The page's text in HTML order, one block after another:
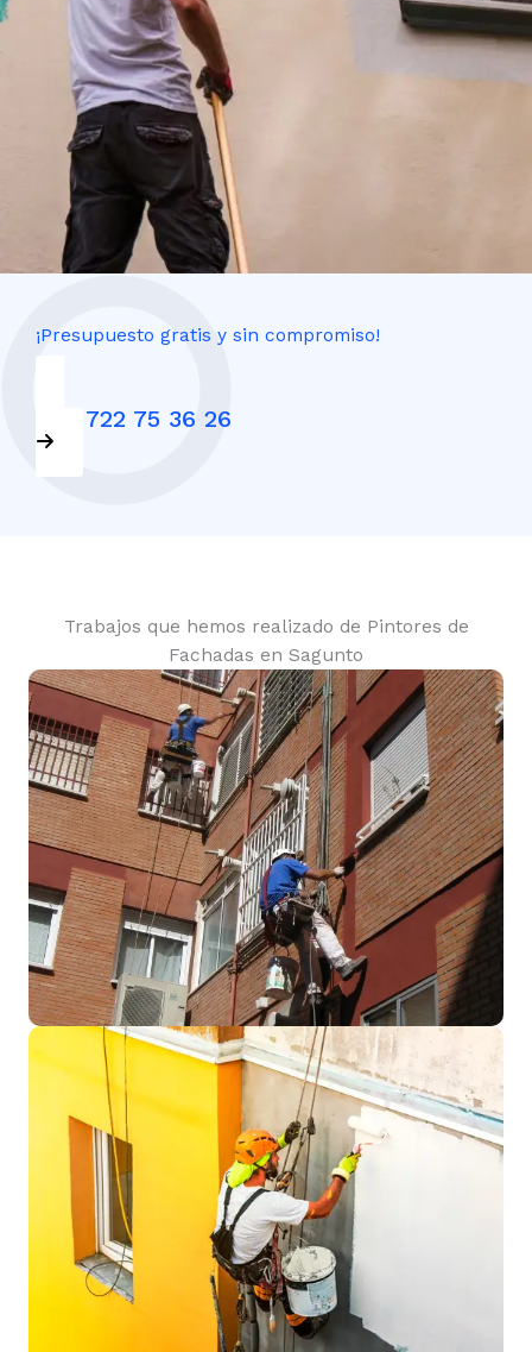
¡Presupuesto gratis y sin compromiso!
+34 722 75 36 26
Trabajos que hemos realizado de Pintores de
Fachadas en Sagunto